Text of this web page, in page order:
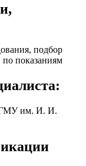
подбор
по показаниям
им. И. И.